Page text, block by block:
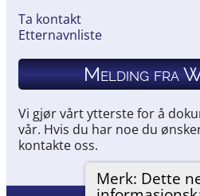
Merk: Dette
Ta kontakt
Etternavnliste
Melding fra
Vi gjør vårt ytterste for å
vår. Hvis du har noe du
kontakte oss.